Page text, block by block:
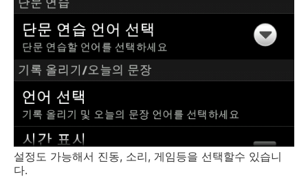
설정도 가능해서 진동, 소리, 게임등을 선택할수 있습니
다.